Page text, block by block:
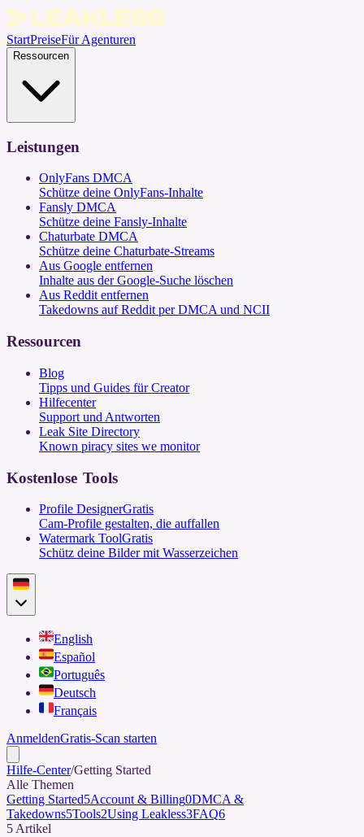
StartPreiseFür Agenturen
Ressourcen
Leistungen
OnlyFans DMCA
Schütze deine OnlyFans-Inhalte
Fansly DMCA
Schütze deine Fansly-Inhalte
Chaturbate DMCA
Schütze deine Chaturbate-Streams
Aus Google entfernen
Inhalte aus der Google-Suche löschen
Aus Reddit entfernen
Takedowns auf Reddit per DMCA und NCII
Ressourcen
Blog
Tipps und Guides für Creator
Hilfecenter
Support und Antworten
Leak Site Directory
Known piracy sites we monitor
Kostenlose Tools
Profile DesignerGratis
Cam-Profile gestalten, die auffallen
Watermark ToolGratis
Schütz deine Bilder mit Wasserzeichen
English
Español
Português
Deutsch
Français
AnmeldenGratis-Scan starten
Hilfe-Center/Getting Started
Alle Themen
Getting Started5Account & Billing0DMCA &
Takedowns5Tools2Using Leakless3FAQ6
5 Artikel